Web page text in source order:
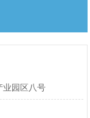
业园区八号